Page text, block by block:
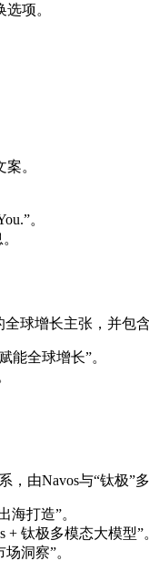
项。
。
。
球增长主张，并包
能全球增长”。
，由Navos与“钛极”
海打造”。
+ 钛极多模态大模型”
洞察”。